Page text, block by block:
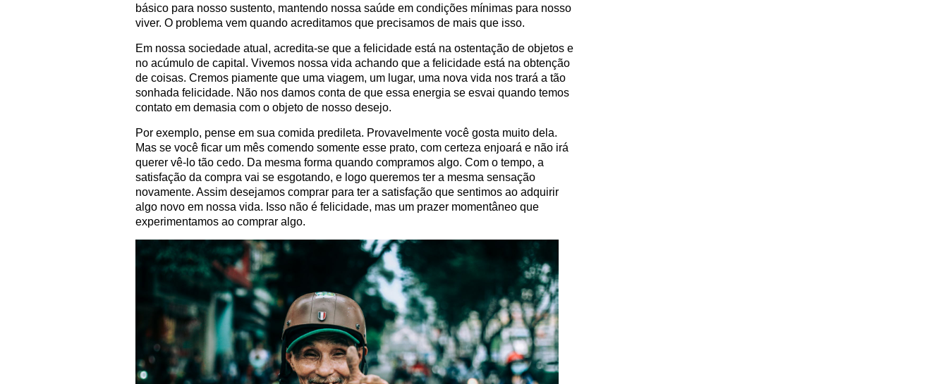
básico para nosso sustento, mantendo nossa saúde em condições mínimas para nosso
viver. O problema vem quando acreditamos que precisamos de mais que isso.
Em nossa sociedade atual, acredita-se que a felicidade está na ostentação de objetos e
no acúmulo de capital. Vivemos nossa vida achando que a felicidade está na obtenção
de coisas. Cremos piamente que uma viagem, um lugar, uma nova vida nos trará a tão
sonhada felicidade. Não nos damos conta de que essa energia se esvai quando temos
contato em demasia com o objeto de nosso desejo.
Por exemplo, pense em sua comida predileta. Provavelmente você gosta muito dela.
Mas se você ficar um mês comendo somente esse prato, com certeza enjoará e não irá
querer vê-lo tão cedo. Da mesma forma quando compramos algo. Com o tempo, a
satisfação da compra vai se esgotando, e logo queremos ter a mesma sensação
novamente. Assim desejamos comprar para ter a satisfação que sentimos ao adquirir
algo novo em nossa vida. Isso não é felicidade, mas um prazer momentâneo que
experimentamos ao comprar algo.